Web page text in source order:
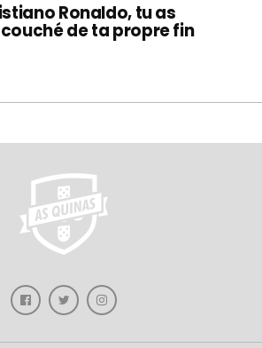
Ronaldo, tu as
de ta propre fin